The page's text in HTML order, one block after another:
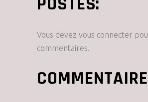
Vous devez vous connecter
commentaires.